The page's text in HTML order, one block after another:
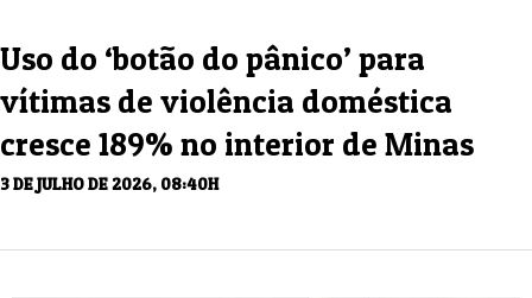
Uso do ‘botão do pânico’ para
vítimas de violência doméstica
cresce 189% no interior de Minas
3 DE JULHO DE 2026, 08:40H